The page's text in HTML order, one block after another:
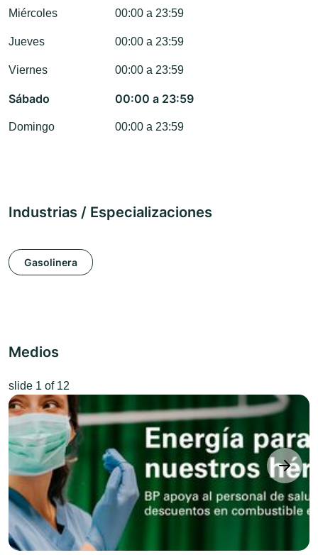
Miércoles 00:00 a 23:59
Jueves 00:00 a 23:59
Viernes 00:00 a 23:59
Sábado 00:00 a 23:59
Domingo 00:00 a 23:59
Industrias / Especializaciones
Gasolinera
Medios
next
slide 1 of 12